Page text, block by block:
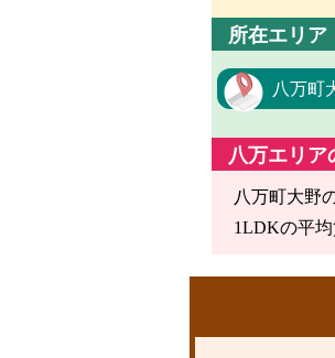
所在エリア
八万町
八万エリア
八万町大野
1LDKの平均